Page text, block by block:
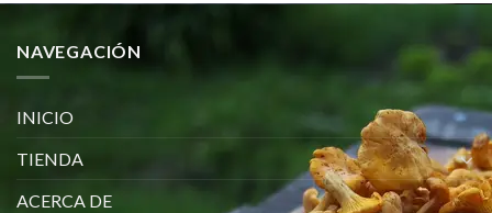
NAVEGACIÓN
INICIO
TIENDA
ACERCA DE